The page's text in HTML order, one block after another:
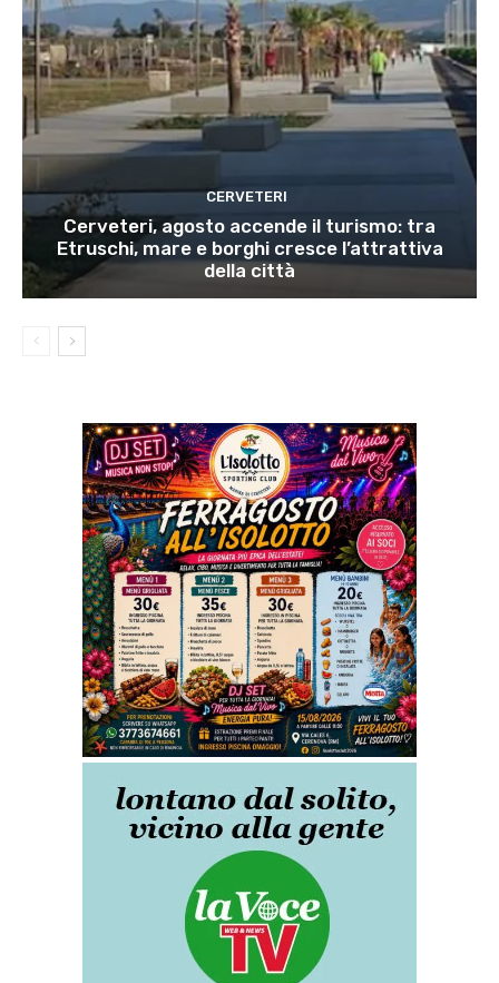
CERVETERI
Cerveteri, agosto accende il turismo: tra
Etruschi, mare e borghi cresce l’attrattiva
della città